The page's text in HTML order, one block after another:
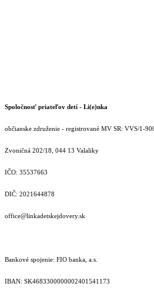
Spoločnosť priateľov detí - Li(e)nka
občianske združenie - registrované MV SR: VVS/1-
Zvoničná 202/18, 044 13 Valaliky
IČO: 35537663
DIČ: 2021644878
office@linkadetskejdovery.sk
Bankové spojenie: FIO banka, a.s.
IBAN: SK46833000000­02401541173